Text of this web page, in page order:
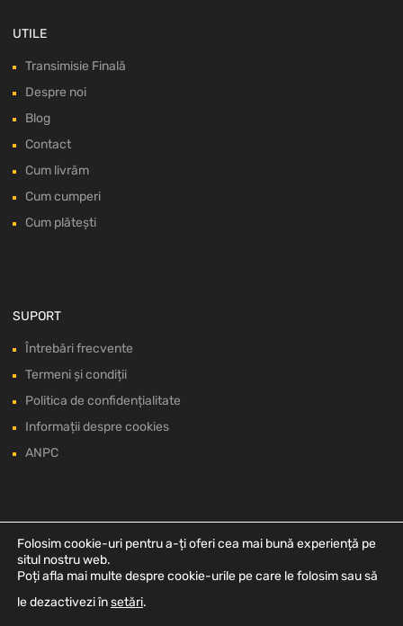
UTILE
Transimisie Finală
Despre noi
Blog
Contact
Cum livrăm
Cum cumperi
Cum plătești
SUPORT
Întrebări frecvente
Termeni și condiții
Politica de confidențialitate
Informații despre cookies
ANPC
Folosim cookie-uri pentru a-ți oferi cea mai bună experiență pe
situl nostru web.
Poți afla mai multe despre cookie-urile pe care le folosim sau să
le dezactivezi însetări.